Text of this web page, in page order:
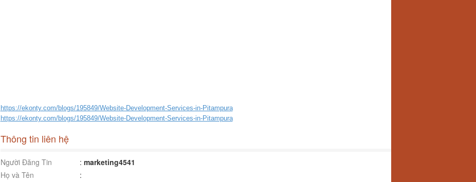
https://ekonty.com/blogs/195849/Website-Development-Services-in-Pitampura
https://ekonty.com/blogs/195849/Website-Development-Services-in-Pitampura
Thông tin liên hệ
Người Đăng Tin : marketing4541
Họ và Tên
: